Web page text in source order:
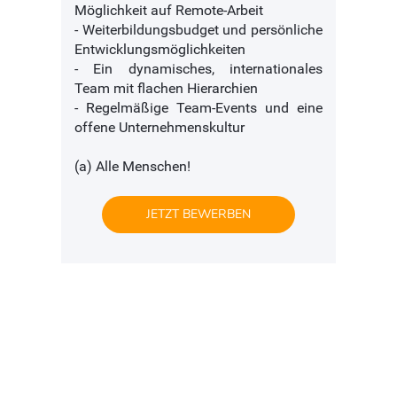
Möglichkeit auf Remote-Arbeit
- Weiterbildungsbudget und persönliche
Entwicklungsmöglichkeiten
- Ein dynamisches, internationales
Team mit flachen Hierarchien
- Regelmäßige Team-Events und eine
offene Unternehmenskultur
(a) Alle Menschen!
JETZT BEWERBEN